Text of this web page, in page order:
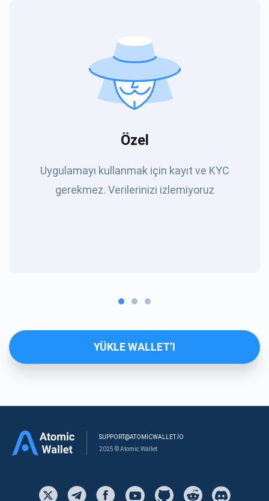
Özel
Uygulamayı kullanmak için kayıt ve KYC
gerekmez. Verilerinizi izlemiyoruz
YÜKLE WALLET’I
SUPPORT@ATOMICWALLET.IO
2025 © Atomic Wallet